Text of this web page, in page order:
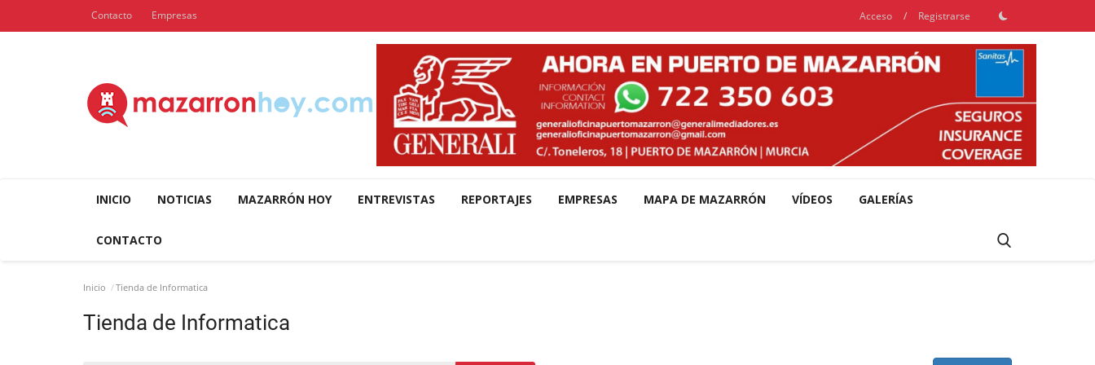
Contacto Empresas Acceso / Registrarse
INICIO NOTICIAS MAZARRÓN HOY ENTREVISTAS REPORTAJES EMPRESAS MAPA DE MAZARRÓN VÍDEOS GALERÍAS
CONTACTO
Inicio Tienda de Informatica
Tienda de Informatica